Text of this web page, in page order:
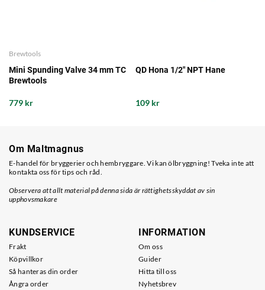
Brewtools
Mini Spunding Valve 34 mm TC
Brewtools
779 kr
QD Hona 1/2" NPT Hane
109 kr
Om Maltmagnus
E-handel för bryggerier och hembryggare. Vi kan ölbryggning! Tveka inte att
kontakta oss för tips och råd.
Observera att allt material på denna sida är rättighetsskyddat av sin
upphovsmakare
KUNDSERVICE
Frakt
Köpvillkor
Så hanteras din order
Ångra order
INFORMATION
Om oss
Guider
Hitta till oss
Nyhetsbrev